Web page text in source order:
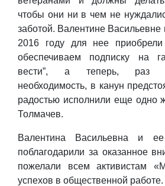
чтобы они ни в чем не
заботой. Валентине
2016 году для нее приобрели
обеспечиваем подписку на
вести”, а теперь, раз
необходимость, в канун
радостью исполнили еще одно
Толмачев.
Валентина Васильевна и
поблагодарили за оказанное
пожелали всем активистам
успехов в общественной работе.